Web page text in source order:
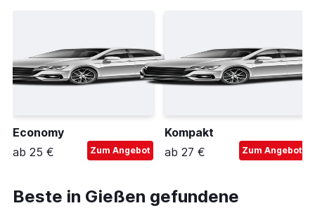
Economy
ab 25 €
Zum Angebot
Kompakt
ab 27 €
Zum Angebot
Beste in Gießen gefundene